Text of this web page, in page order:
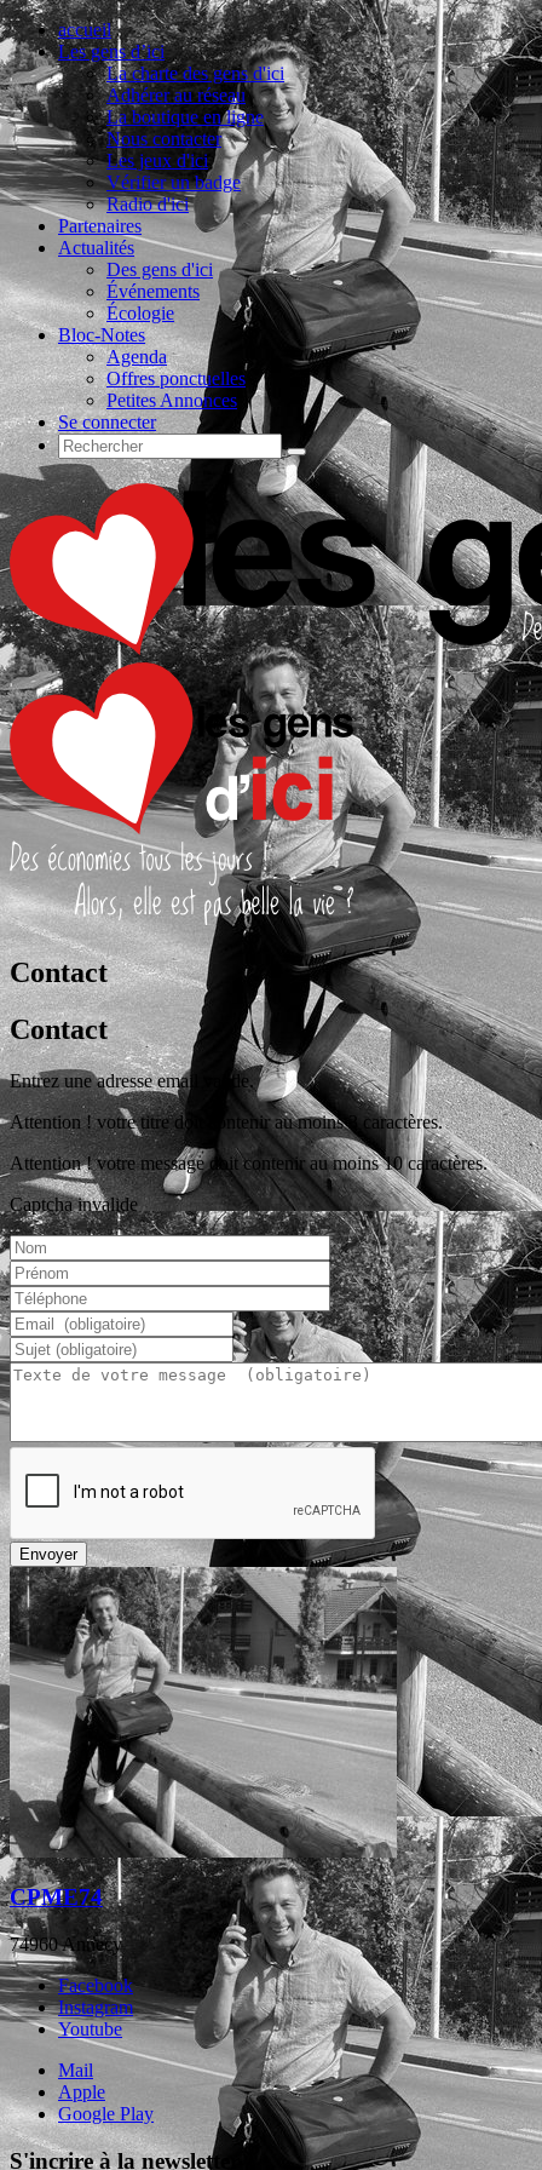
accueil
Les gens d’ici
La charte des gens d'ici
Adhérer au réseau
La boutique en ligne
Nous contacter
Les jeux d'ici
Vérifier un badge
Radio d'ici
Partenaires
Actualités
Des gens d'ici
Événements
Écologie
Bloc-Notes
Agenda
Offres ponctuelles
Petites Annonces
Se connecter
Contact
Contact
Entrez une adresse email valide.
Attention ! votre titre doit contenir au moins 3 caractères.
Attention ! votre message doit contenir au moins 10 caractères.
Captcha invalide
Envoyer
CPME74
74960 Annecy
Facebook
Instagram
Youtube
Mail
Apple
Google Play
S'incrire à la newsletter